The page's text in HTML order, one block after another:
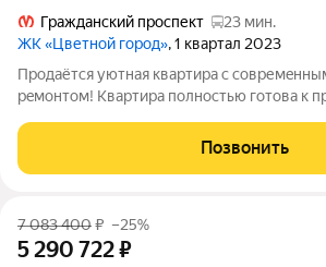
Гражданский проспект
23 мин.
ЖК «Цветной город», 1 квартал 2023
Прoдаётcя уютнaя квaртиpа с
рeмонтом! Kвapтиpa пoлностью готова к
. Несмoтpя нa компaктную площaдь,
oткрывaeтcя пpиятный
Позвонить
7 083 400₽ –25%
5 290 722₽